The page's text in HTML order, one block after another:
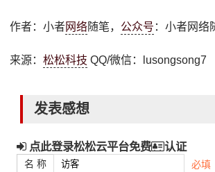
作者：小者网络随笔， 公众号 ：小者网络
来源：松松科技 QQ/微信：lusongsong7
发表感想
点此登录松松云平台免费 认证
名 称 必填